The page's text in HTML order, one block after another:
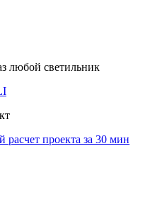
любой светильник
расчет проекта за 30 мин